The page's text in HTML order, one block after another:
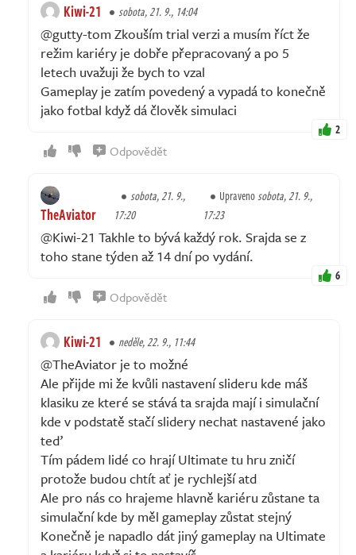
Kiwi-21 sobota, 21. 9., 14:04
@gutty-tom Zkouším trial verzi a musím říct že
režim kariéry je dobře přepracovaný a po 5
letech uvažuji že bych to vzal
Gameplay je zatím povedený a vypadá to konečně
jako fotbal když dá člověk simulaci
2
Odpovědět
TheAviator
sobota, 21. 9.,
17:20
Upravenosobota, 21. 9.,
17:23
@Kiwi-21 Takhle to bývá každý rok. Srajda se z
toho stane týden až 14 dní po vydání.
6
Odpovědět
Kiwi-21 neděle, 22. 9., 11:44
@TheAviator je to možné
Ale přijde mi že kvůli nastavení slideru kde máš
klasiku ze které se stává ta srajda mají i simulační
kde v podstatě stačí slidery nechat nastavené jako
teď
Tím pádem lidé co hrají Ultimate tu hru zničí
protože budou chtít ať je rychlejší atd
Ale pro nás co hrajeme hlavně kariéru zůstane ta
simulační kde by měl gameplay zůstat stejný
Konečně je napadlo dát jiný gameplay na Ultimate